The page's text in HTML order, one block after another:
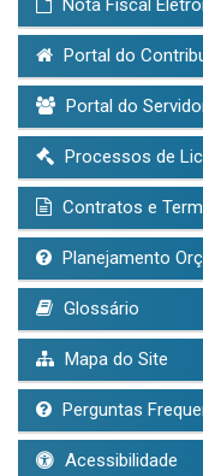
Nota Fiscal
Portal do
Portal do
Processos de
Contratos e
Planejamento
Glossário
Mapa do Site
Perguntas
Acessibilidade